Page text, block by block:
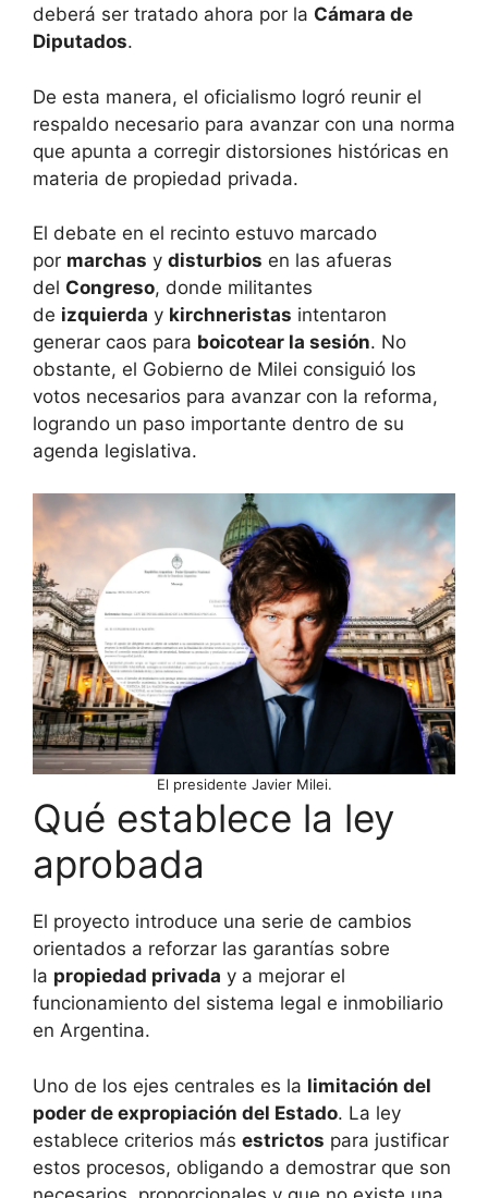
deberá ser tratado ahora por la Cámara de
Diputados.
De esta manera, el oficialismo logró reunir el
respaldo necesario para avanzar con una norma
que apunta a corregir distorsiones históricas en
materia de propiedad privada.
El debate en el recinto estuvo marcado
por marchas y disturbios en las afueras
del Congreso, donde militantes
de izquierda y kirchneristas intentaron
generar caos para boicotear la sesión. No
obstante, el Gobierno de Milei consiguió los
votos necesarios para avanzar con la reforma,
logrando un paso importante dentro de su
agenda legislativa.
El presidente Javier Milei.
Qué establece la ley
aprobada
El proyecto introduce una serie de cambios
orientados a reforzar las garantías sobre
la propiedad privada y a mejorar el
funcionamiento del sistema legal e inmobiliario
en Argentina.
Uno de los ejes centrales es la limitación del
poder de expropiación del Estado. La ley
establece criterios más estrictos para justificar
estos procesos, obligando a demostrar que son